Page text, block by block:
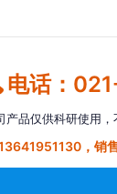
电话：
产品仅供科研使用，
，销